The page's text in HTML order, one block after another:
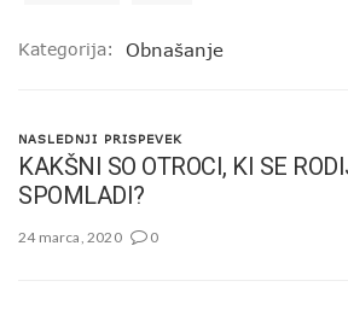
Kategorija: Obnašanje
NASLEDNJI PRISPEVEK
KAKŠNI SO OTROCI, KI SE
SPOMLADI?
24 marca, 2020 0